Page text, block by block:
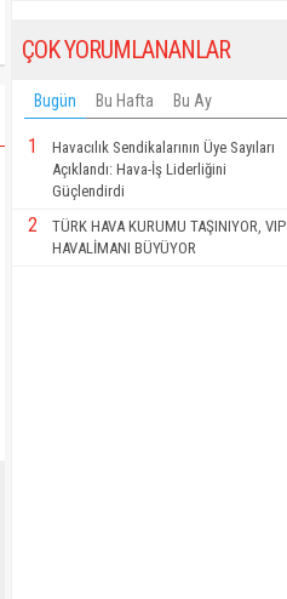
ÇOK YORUMLANANLAR
Bugün Bu Hafta Bu Ay
1
Havacılık Sendikalarının Üye Sayıları
Açıklandı: Hava-İş Liderliğini
Güçlendirdi
2
TÜRK HAVA KURUMU TAŞINIYOR, VIP
HAVALİMANI BÜYÜYOR